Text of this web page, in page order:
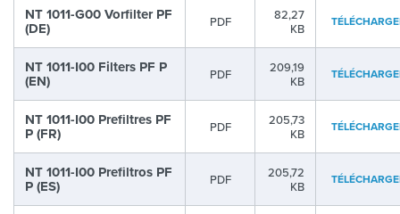
NT 1011-G00 Vorfilter PF
(DE) PDF
82,27
KB
NT 1011-I00 Filters PF P
(EN) PDF
209,19
KB
NT 1011-I00 Prefiltres PF
P (FR) PDF
205,73
KB
NT 1011-I00 Prefiltros PF
P (ES) PDF
205,72
KB